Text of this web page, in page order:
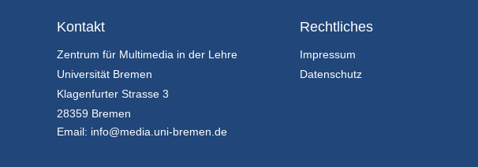
Kontakt
Zentrum für Multimedia in der Lehre
Universität Bremen
Klagenfurter Strasse 3
28359 Bremen
Email: info@media.uni-bremen.de
Rechtliches
Impressum
Datenschutz